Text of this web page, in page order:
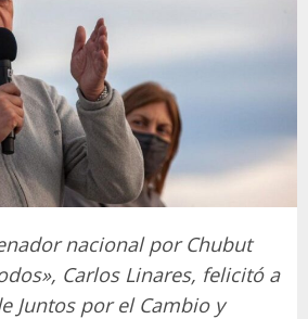
nacional por Chubut
Carlos Linares, felicitó a
Juntos por el Cambio y